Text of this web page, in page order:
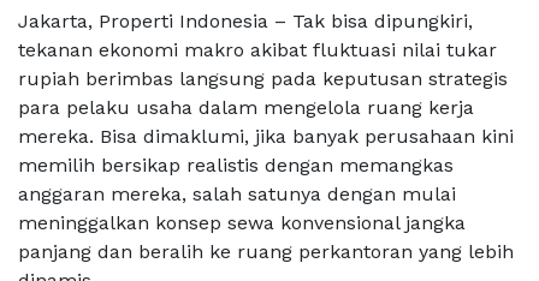
Jakarta, Properti Indonesia – Tak bisa dipungkiri,
tekanan ekonomi makro akibat fluktuasi nilai tukar
rupiah berimbas langsung pada keputusan strategis
para pelaku usaha dalam mengelola ruang kerja
mereka. Bisa dimaklumi, jika banyak perusahaan kini
memilih bersikap realistis dengan memangkas
anggaran mereka, salah satunya dengan mulai
meninggalkan konsep sewa konvensional jangka
panjang dan beralih ke ruang perkantoran yang lebih